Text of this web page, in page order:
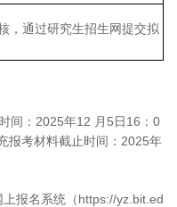
，通过研究生招生网提交拟
间：2025年12 月5日16：0
报考材料截止时间：2025年
报名系统（https://yz.bit.ed